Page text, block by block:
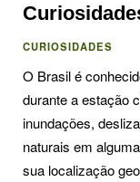
CURIOSIDADES
O Brasil é
durante a estação
inundações,
naturais em
sua localização